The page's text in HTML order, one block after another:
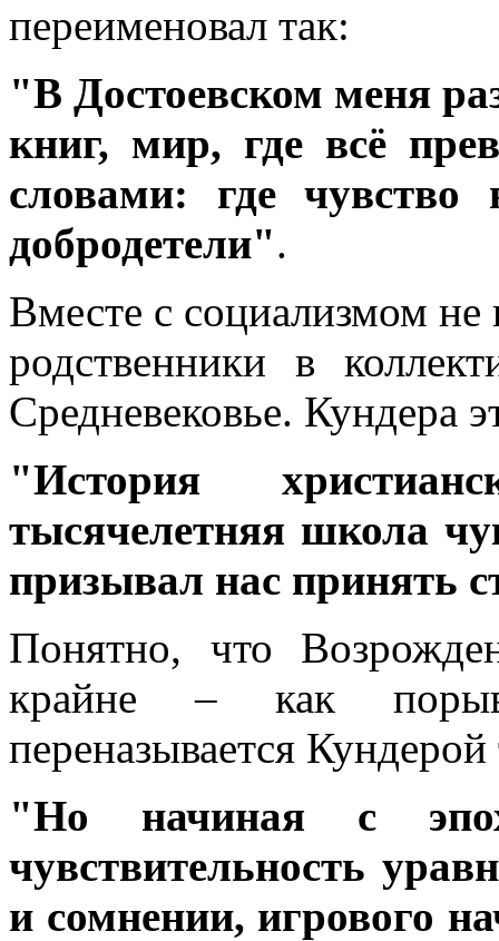
переименовал так:
"В Достоевском меня
книг, мир, где всё
словами: где
добродетели".
Вместе с социализмом
родственники в
Средневековье. Кундера
"История
тысячелетняя школа
призывал нас принять
Понятно, что
крайне – как
переназывается Кундерой
"Но начиная с
чувствительность
и сомнении, игрового